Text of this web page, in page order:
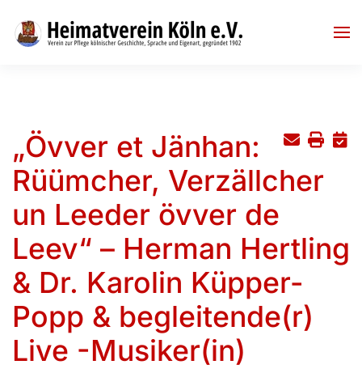
Skip to main content
„Övver et Jänhan:
Rüümcher, Verzällcher
un Leeder övver de
Leev“ – Herman Hertling
& Dr. Karolin Küpper-
Popp & begleitende(r)
Live -Musiker(in)